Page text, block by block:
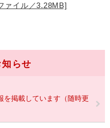
ァイル／3.28MB]
らせ
を掲載しています（随時更